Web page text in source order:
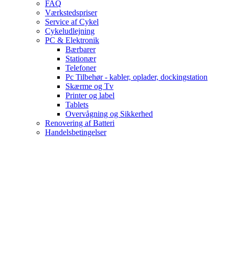
FAQ
Værkstedspriser
Service af Cykel
Cykeludlejning
PC & Elektronik
Bærbarer
Stationær
Telefoner
Pc Tilbehør - kabler, oplader, dockingstation
Skærme og Tv
Printer og label
Tablets
Overvågning og Sikkerhed
Renovering af Batteri
Handelsbetingelser